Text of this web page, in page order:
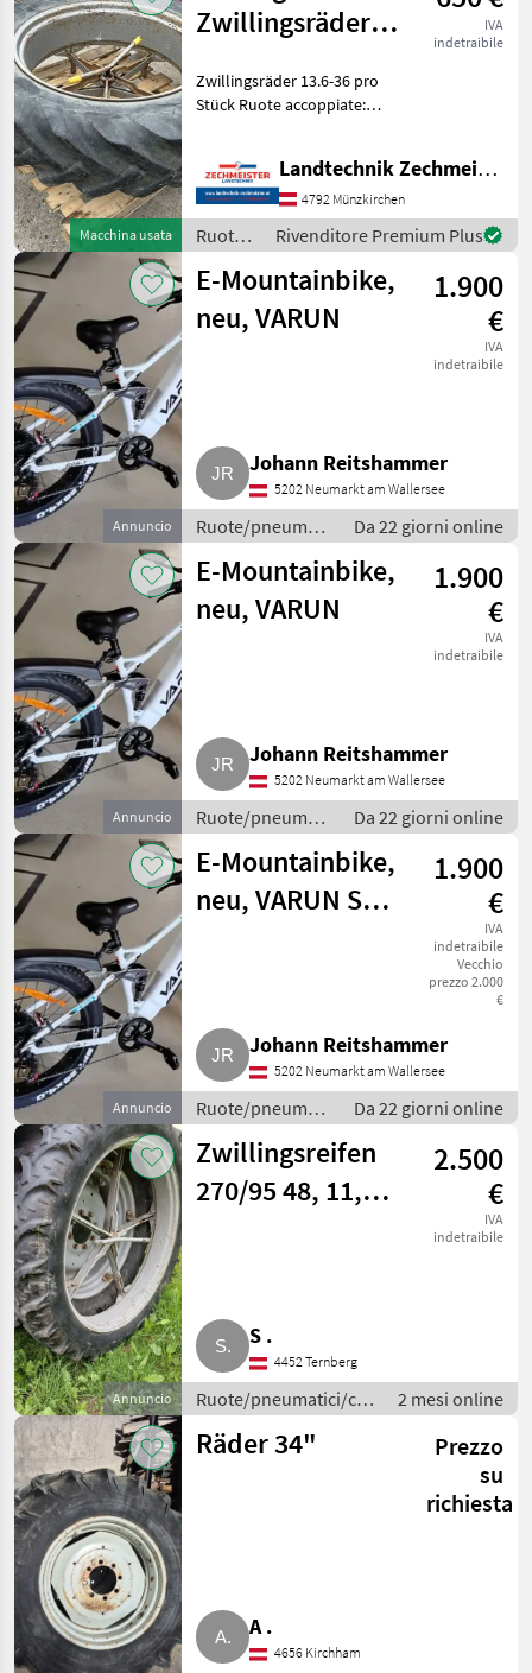
Macchina usata
Zwillingsräder
IVA
indetraibile
Zwillingsräder 13.6-36 pro
Stück Ruote accoppiate:
Pneumatici, Accessori per
ruote accoppiate, Ruote di
manutenzione, C
Landtechnik Zechmeister GmbH & Co KG
4792 Münzkirchen
Ruote/pneumatici/cerchioni
/
Sonstige
Rivenditore Premium Plus
Annuncio
E-Mountainbike,
neu, VARUN
1.900
€
IVA
indetraibile
Johann Reitshammer
5202 Neumarkt am Wallersee
Ruote/pneumatici/cerchioni
/ Ruote
complete
Da 22 giorni online
Annuncio
E-Mountainbike,
neu, VARUN
1.900
€
IVA
indetraibile
Johann Reitshammer
5202 Neumarkt am Wallersee
Ruote/pneumatici/cerchioni
/ Ruote
complete
Da 22 giorni online
Annuncio
E-Mountainbike,
neu, VARUN S26-
1.900
€
IVA
indetraibile
Vecchio
prezzo 2.000
€
Johann Reitshammer
5202 Neumarkt am Wallersee
Ruote/pneumatici/cerchioni
/ Ruote
complete
Da 22 giorni online
Annuncio
Zwillingsreifen
270/95 48, 11,2-
2.500
€
IVA
indetraibile
S .
4452 Ternberg
Ruote/pneumatici/cerchioni
/ Ruote complete
2 mesi online
Räder 34"
Prezzo
su
richiesta
A .
4656 Kirchham